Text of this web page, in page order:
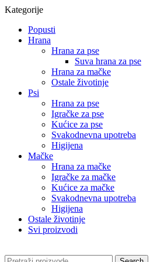
Kategorije
Popusti
Hrana
Hrana za pse
Suva hrana za pse
Hrana za mačke
Ostale životinje
Psi
Hrana za pse
Igračke za pse
Kućice za pse
Svakodnevna upotreba
Higijena
Mačke
Hrana za mačke
Igračke za mačke
Kućice za mačke
Svakodnevna upotreba
Higijena
Ostale životinje
Svi proizvodi